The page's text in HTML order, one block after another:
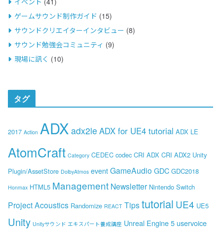
ゲームサウンド制作ガイド (15)
サウンドクリエイターインタビュー (8)
サウンド勉強会コミュニティ (9)
現場に訊く (10)
タグ
2017 Action ADX adx2le ADX for UE4 tutorial ADX LE
AtomCraft Category CEDEC codec CRI ADX CRI ADX2 Unity
Plugin/AssetStore DolbyAtmos eventGameAudio GDC GDC2018
Honmax HTML5 Management Newsletter Nintendo Switch
Project Acoustics Randomize REACT Tipstutorial UE4 UE5
Unity Unityサウンド エキスパート養成講座 Unreal Engine 5 uservoice